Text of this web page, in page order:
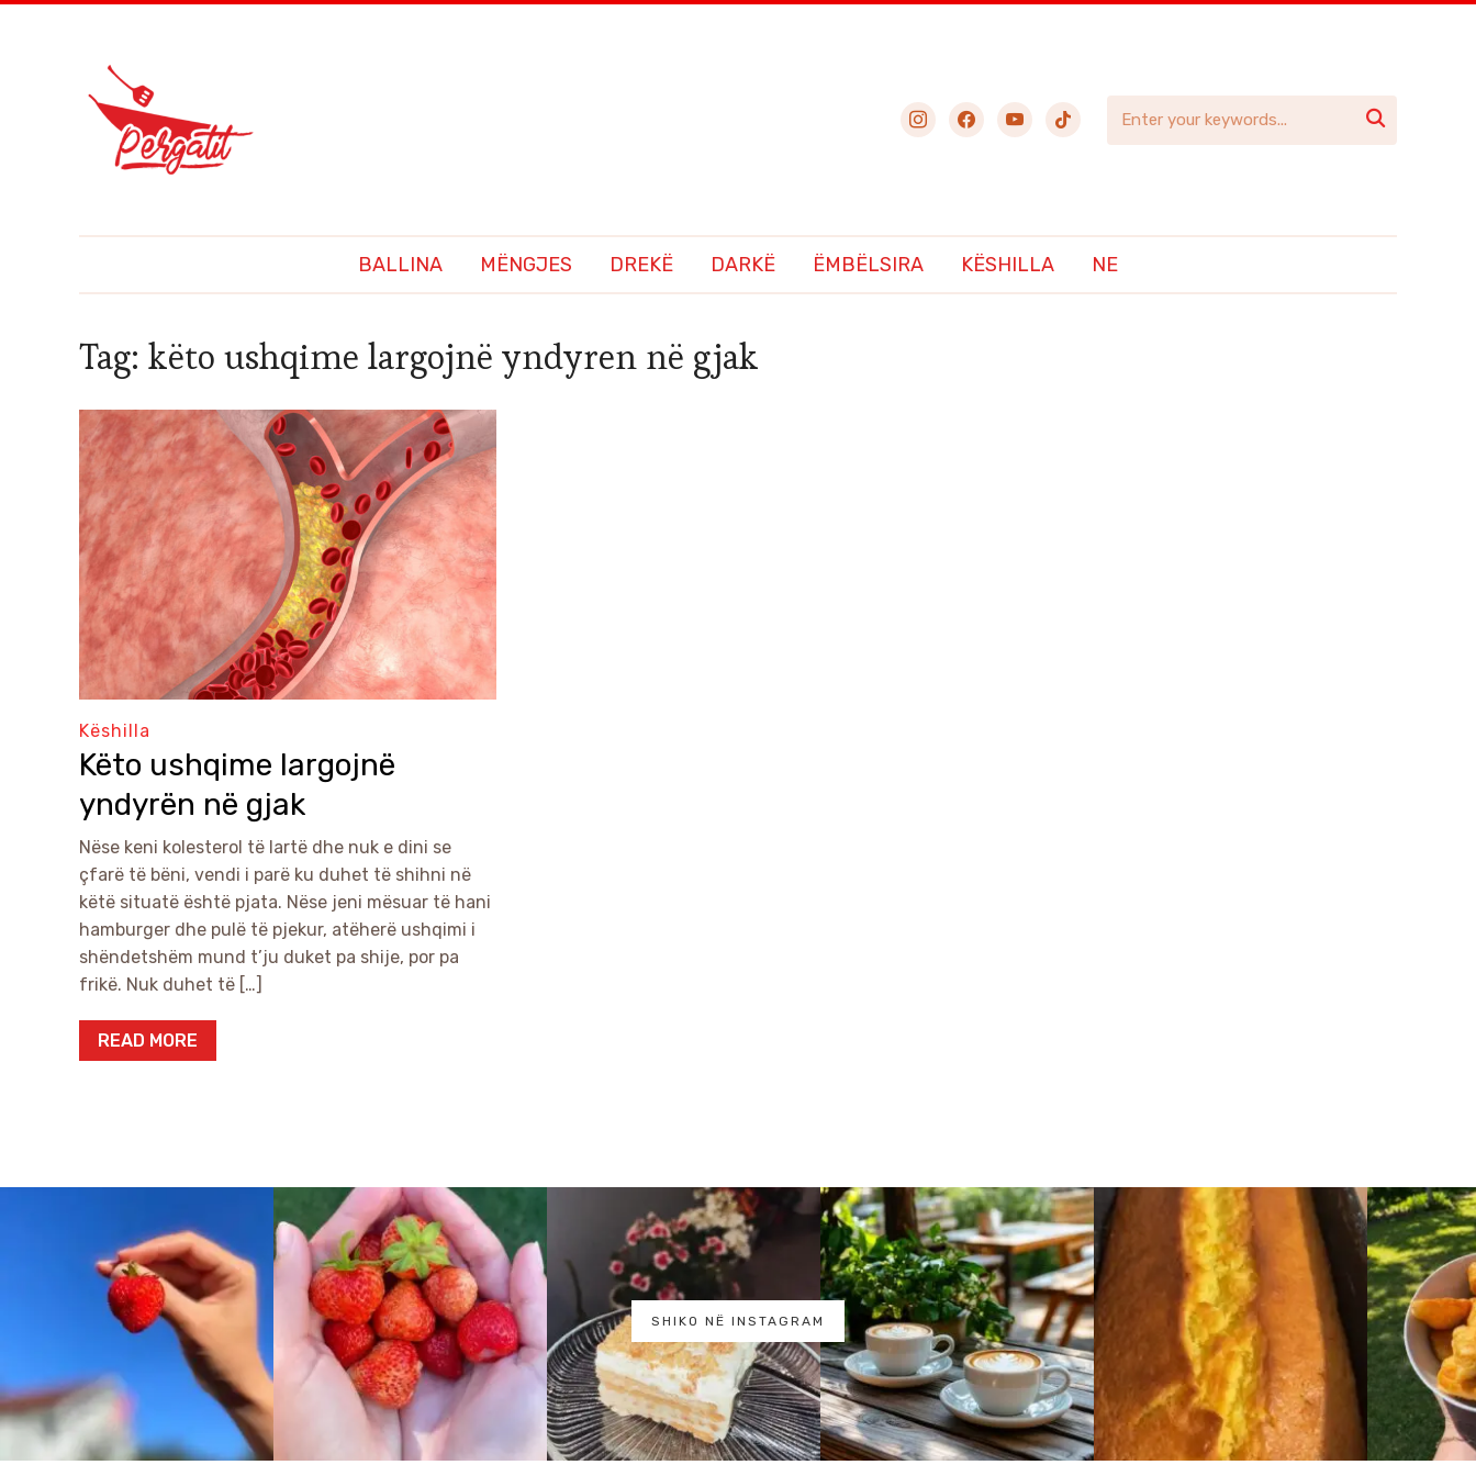
instagramfacebookyoutubetiktok 
BALLINA MËNGJES DREKË DARKË ËMBËLSIRA KËSHILLA NE
Tag: këto ushqime largojnë yndyren në gjak
Këshilla
Këto ushqime largojnë
yndyrën në gjak
Nëse keni kolesterol të lartë dhe nuk e dini se
çfarë të bëni, vendi i parë ku duhet të shihni në
këtë situatë është pjata. Nëse jeni mësuar të hani
hamburger dhe pulë të pjekur, atëherë ushqimi i
shëndetshëm mund t’ju duket pa shije, por pa
frikë. Nuk duhet të […]
READ MORE
SHIKO NË INSTAGRAM